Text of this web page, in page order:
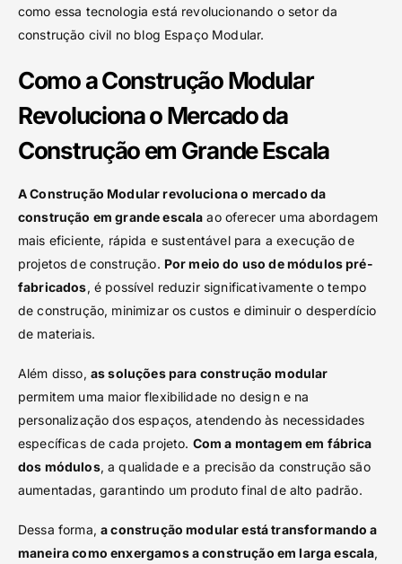
como essa tecnologia está revolucionando o setor da
construção civil no blog Espaço Modular.
Como a Construção Modular
Revoluciona o Mercado da
Construção em Grande Escala
A Construção Modular revoluciona o mercado da
construção em grande escala ao oferecer uma abordagem
mais eficiente, rápida e sustentável para a execução de
projetos de construção. Por meio do uso de módulos pré-
fabricados, é possível reduzir significativamente o tempo
de construção, minimizar os custos e diminuir o desperdício
de materiais.
Além disso, as soluções para construção modular
permitem uma maior flexibilidade no design e na
personalização dos espaços, atendendo às necessidades
específicas de cada projeto. Com a montagem em fábrica
dos módulos, a qualidade e a precisão da construção são
aumentadas, garantindo um produto final de alto padrão.
Dessa forma,a construção modular está transformando a
maneira como enxergamos a construção em larga escala,